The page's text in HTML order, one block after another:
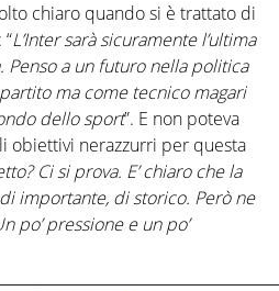
chiaro quando si è trattato di
L’Inter sarà sicuramente l’ultima
a un futuro nella politica
ma come tecnico magari
dello sport”. E non poteva
obiettivi nerazzurri per questa
Ci si prova. E’ chiaro che la
importante, di storico. Però ne
po’ pressione e un po’